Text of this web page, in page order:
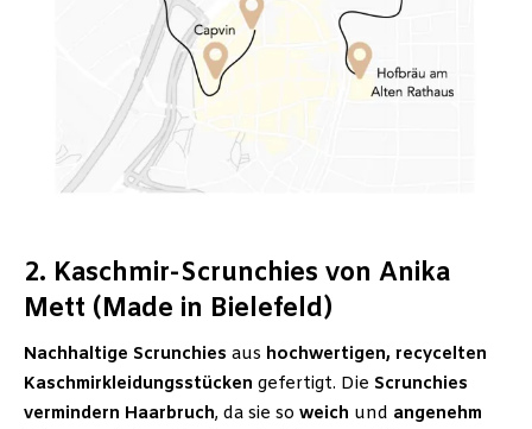
2. Kaschmir-Scrunchies von Anika
Mett (Made in Bielefeld)
Nachhaltige Scrunchies aus hochwertigen, recycelten
Kaschmirkleidungsstücken gefertigt. Die Scrunchies
vermindern Haarbruch, da sie so weich und angenehm